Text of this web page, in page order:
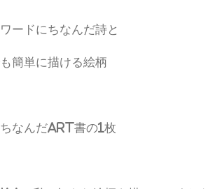
ードにちなんだ詩と
簡単に描ける絵柄
なんだart書の1枚